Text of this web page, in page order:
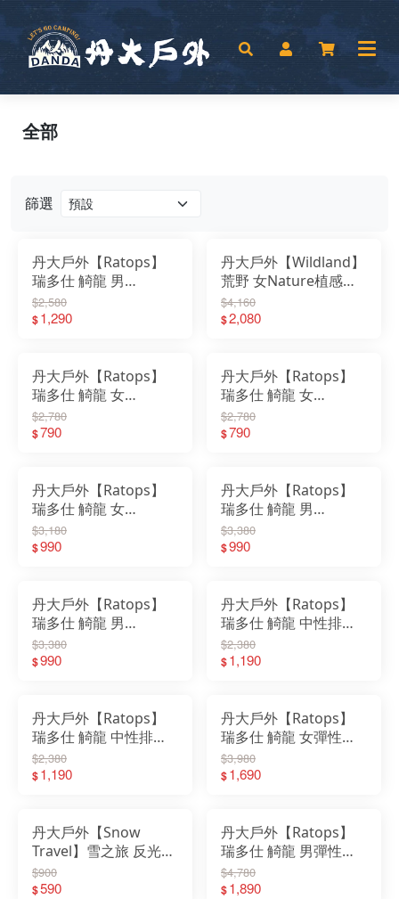
篩選
丹大戶外【Ratops】
瑞多仕 觭龍 男
Coolmax POLO衫｜上
衣｜衣服｜短袖｜抗
$2,580
$1,290
丹大戶外【Wildland】
荒野 女Nature植感印
花機能外套 0B51905｜
外套｜快乾｜輕薄｜抗
$4,160
$2,080
丹大戶外【Ratops】
瑞多仕 觭龍 女
Coolmax 格紋印花(雞
心領)｜衣服｜短袖｜
$2,780
$790
丹大戶外【Ratops】
瑞多仕 觭龍 女
Coolmax 條紋印花(雞
心領)｜衣服｜短袖｜
$2,780
$790
丹大戶外【Ratops】
瑞多仕 觭龍 女
Coolmax 條紋印花
POLO｜上衣｜衣服｜
$3,180
$990
丹大戶外【Ratops】
瑞多仕 觭龍 男
Coolmax 格紋印花
POLO｜上衣｜衣服｜
$3,380
$990
丹大戶外【Ratops】
瑞多仕 觭龍 男
Coolmax 條紋印花
POLO｜上衣｜衣服｜
$3,380
$990
丹大戶外【Ratops】
瑞多仕 觭龍 中性排汗
運動褲(出芽拉鍊)｜褲
子｜長褲｜慢跑｜中性
$2,380
$1,190
丹大戶外【Ratops】
瑞多仕 觭龍 中性排汗
運動褲(素色拉鍊)｜褲
子｜長褲｜慢跑｜中性
$2,380
$1,190
丹大戶外【Ratops】
瑞多仕 觭龍 女彈性快
乾長褲(前貼袋)｜褲子
｜長褲｜彈性｜
$3,980
$1,690
丹大戶外【Snow
Travel】雪之旅 反光輕
量透氣休閒棒球帽 AH-
34｜棒球帽｜休閒帽｜
$900
$590
丹大戶外【Ratops】
瑞多仕 觭龍 男彈性快
乾長褲(一袋蓋一直袋)
｜長褲｜彈性｜
$4,780
$1,890
全部